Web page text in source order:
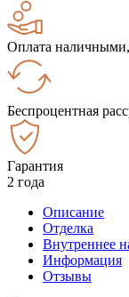
Оплата
Беспроцентная
Гарантия
2 года
Описание
Отделка
Внутреннее
Информация
Отзывы